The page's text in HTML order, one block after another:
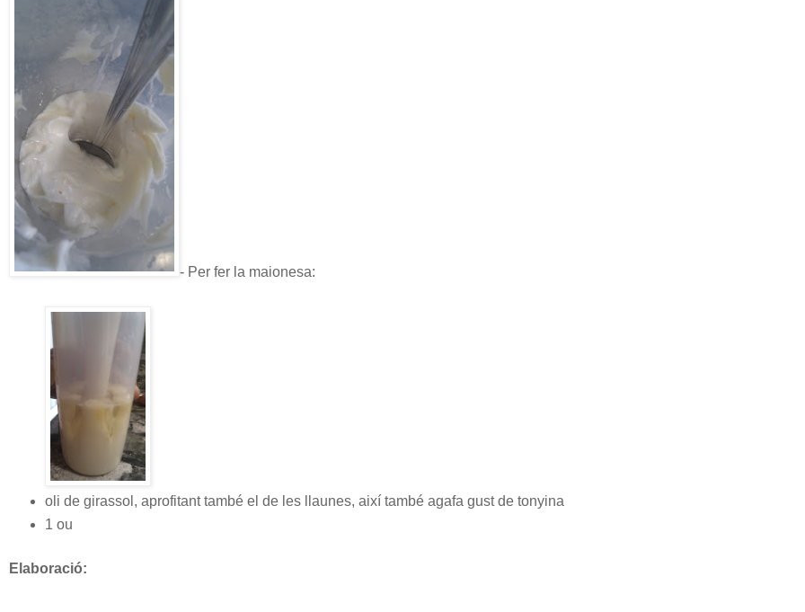
- Per fer la maionesa:
oli de girassol, aprofitant també el de les llaunes, així també agafa gust de tonyina
1 ou
Elaboració: